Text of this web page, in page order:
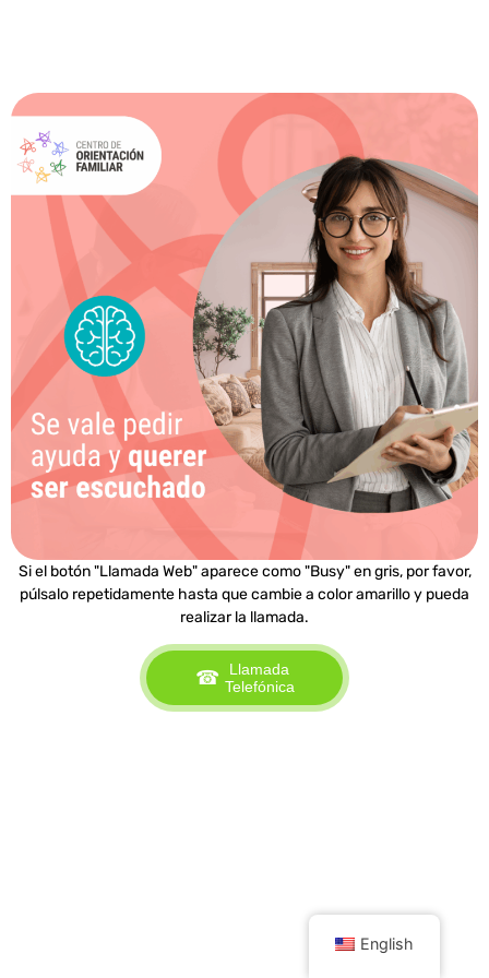
Si el botón "Llamada Web" aparece como "Busy" en gris, por favor,
púlsalo repetidamente hasta que cambie a color amarillo y pueda
realizar la llamada.
☎
Llamada
Telefónica
English